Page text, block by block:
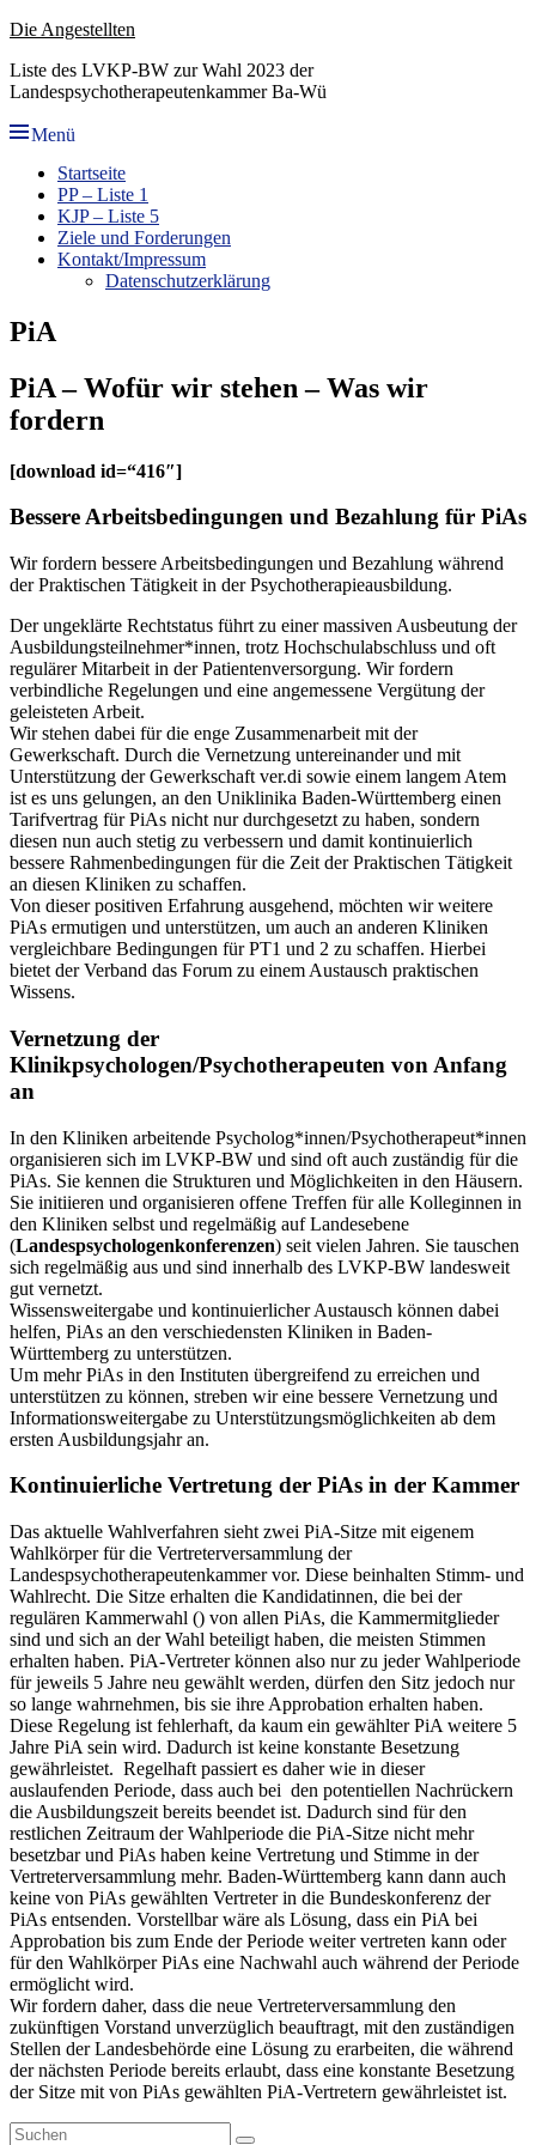
Zum
springen
Die Angestellten
Liste des LVKP-BW zur Wahl 2023 der
Landespsychotherapeutenkammer Ba-Wü
Menü
Primäres
Menü
Startseite
PP – Liste 1
KJP – Liste 5
Ziele und Forderungen
Kontakt/Impressum
Datenschutzerklärung
PiA
PiA – Wofür wir stehen – Was wir
fordern
[download id=“416″]
Bessere Arbeitsbedingungen und Bezahlung für PiAs
Wir fordern bessere Arbeitsbedingungen und Bezahlung während
der Praktischen Tätigkeit in der Psychotherapieausbildung.
Der ungeklärte Rechtstatus führt zu einer massiven Ausbeutung der
Ausbildungsteilnehmer*innen, trotz Hochschulabschluss und oft
regulärer Mitarbeit in der Patientenversorgung. Wir fordern
verbindliche Regelungen und eine angemessene Vergütung der
geleisteten Arbeit.
Wir stehen dabei für die enge Zusammenarbeit mit der
Gewerkschaft. Durch die Vernetzung untereinander und mit
Unterstützung der Gewerkschaft ver.di sowie einem langem Atem
ist es uns gelungen, an den Uniklinika Baden-Württemberg einen
Tarifvertrag für PiAs nicht nur durchgesetzt zu haben, sondern
diesen nun auch stetig zu verbessern und damit kontinuierlich
bessere Rahmenbedingungen für die Zeit der Praktischen Tätigkeit
an diesen Kliniken zu schaffen.
Von dieser positiven Erfahrung ausgehend, möchten wir weitere
PiAs ermutigen und unterstützen, um auch an anderen Kliniken
vergleichbare Bedingungen für PT1 und 2 zu schaffen. Hierbei
bietet der Verband das Forum zu einem Austausch praktischen
Wissens.
Vernetzung der
Klinikpsychologen/Psychotherapeuten von Anfang
an
In den Kliniken arbeitende Psycholog*innen/Psychotherapeut*innen
organisieren sich im LVKP-BW und sind oft auch zuständig für die
PiAs. Sie kennen die Strukturen und Möglichkeiten in den Häusern.
Sie initiieren und organisieren offene Treffen für alle Kolleginnen in
den Kliniken selbst und regelmäßig auf Landesebene
(Landespsychologenkonferenzen) seit vielen Jahren. Sie tauschen
sich regelmäßig aus und sind innerhalb des LVKP-BW landesweit
gut vernetzt.
Wissensweitergabe und kontinuierlicher Austausch können dabei
helfen, PiAs an den verschiedensten Kliniken in Baden-
Württemberg zu unterstützen.
Um mehr PiAs in den Instituten übergreifend zu erreichen und
unterstützen zu können, streben wir eine bessere Vernetzung und
Informationsweitergabe zu Unterstützungsmöglichkeiten ab dem
ersten Ausbildungsjahr an.
Kontinuierliche Vertretung der PiAs in der Kammer
Das aktuelle Wahlverfahren sieht zwei PiA-Sitze mit eigenem
Wahlkörper für die Vertreterversammlung der
Landespsychotherapeutenkammer vor. Diese beinhalten Stimm- und
Wahlrecht. Die Sitze erhalten die Kandidatinnen, die bei der
regulären Kammerwahl () von allen PiAs, die Kammermitglieder
sind und sich an der Wahl beteiligt haben, die meisten Stimmen
erhalten haben. PiA-Vertreter können also nur zu jeder Wahlperiode
für jeweils 5 Jahre neu gewählt werden, dürfen den Sitz jedoch nur
so lange wahrnehmen, bis sie ihre Approbation erhalten haben.
Diese Regelung ist fehlerhaft, da kaum ein gewählter PiA weitere 5
Jahre PiA sein wird. Dadurch ist keine konstante Besetzung
gewährleistet. Regelhaft passiert es daher wie in dieser
auslaufenden Periode, dass auch bei den potentiellen Nachrückern
die Ausbildungszeit bereits beendet ist. Dadurch sind für den
restlichen Zeitraum der Wahlperiode die PiA-Sitze nicht mehr
besetzbar und PiAs haben keine Vertretung und Stimme in der
Vertreterversammlung mehr. Baden-Württemberg kann dann auch
keine von PiAs gewählten Vertreter in die Bundeskonferenz der
PiAs entsenden. Vorstellbar wäre als Lösung, dass ein PiA bei
Approbation bis zum Ende der Periode weiter vertreten kann oder
für den Wahlkörper PiAs eine Nachwahl auch während der Periode
ermöglicht wird.
Wir fordern daher, dass die neue Vertreterversammlung den
zukünftigen Vorstand unverzüglich beauftragt, mit den zuständigen
Stellen der Landesbehörde eine Lösung zu erarbeiten, die während
der nächsten Periode bereits erlaubt, dass eine konstante Besetzung
der Sitze mit von PiAs gewählten PiA-Vertretern gewährleistet ist.
Primärer
Suchen